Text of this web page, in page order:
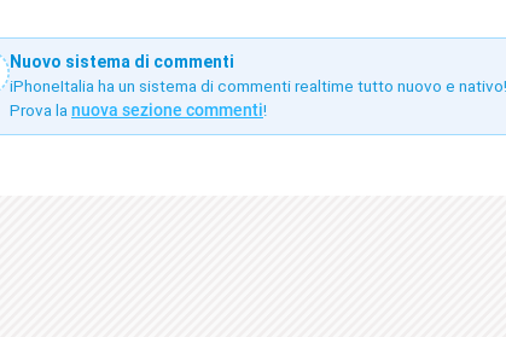
Nuovo sistema di commenti
iPhoneItalia ha un sistema di commenti realtime tutto nuovo e
Prova la nuova sezione commenti!